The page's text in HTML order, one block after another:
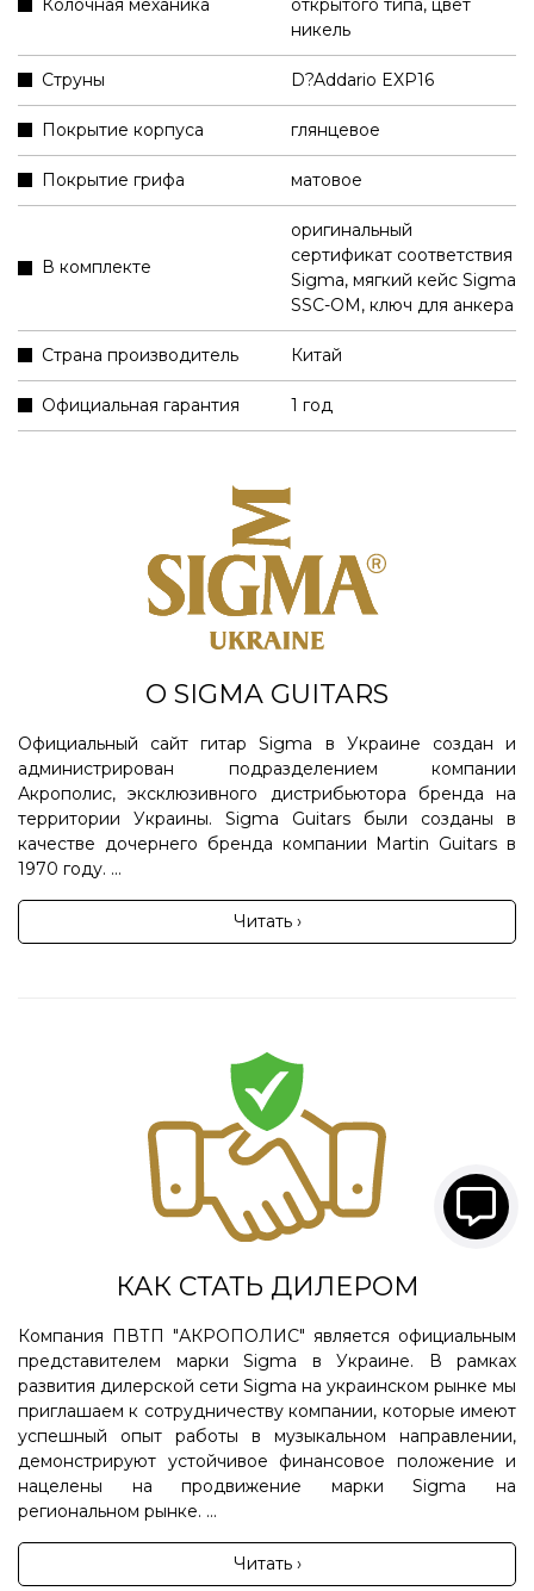
Колочная механика
открытого типа, цвет
никель
Струны D?Addario EXP16
Покрытие корпуса глянцевое
Покрытие грифа матовое
В комплекте
оригинальный
сертификат соответствия
Sigma, мягкий кейс Sigma
SSC-OM, ключ для анкера
Страна производитель Китай
Официальная гарантия 1 год
О SIGMA GUITARS
Официальный сайт гитар Sigma в Украине создан и
администрирован подразделением компании
Акрополис, эксклюзивного дистрибьютора бренда на
территории Украины. Sigma Guitars были созданы в
качестве дочернего бренда компании Martin Guitars в
1970 году. ...
Читать ›
КАК СТАТЬ ДИЛЕРОМ
Компания ПВТП "АКРОПОЛИС" является официальным
представителем марки Sigma в Украине. В рамках
развития дилерской сети Sigma на украинском рынке мы
приглашаем к сотрудничеству компании, которые имеют
успешный опыт работы в музыкальном направлении,
демонстрируют устойчивое финансовое положение и
нацелены на продвижение марки Sigma на
региональном рынке. ...
Читать ›